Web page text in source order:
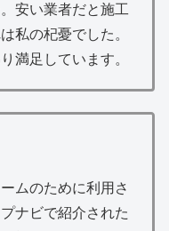
安い業者だと施工
私の杞憂でした。
満足しています。
ムのために利用さ
ナビで紹介された